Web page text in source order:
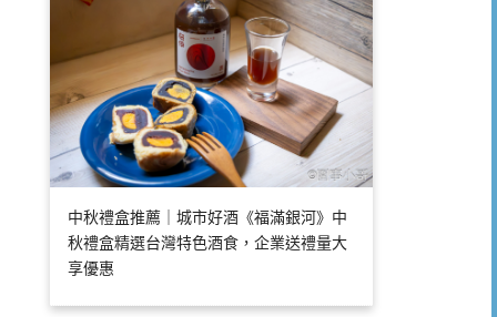
中秋禮盒推薦｜城市好酒《福滿銀河》中
秋禮盒精選台灣特色酒食，企業送禮量大
享優惠